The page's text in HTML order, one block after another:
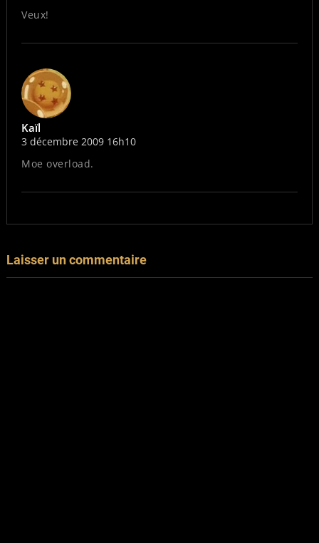
Veux!
Kaïl
3 décembre 2009 16h10
Moe overload.
Laisser un commentaire